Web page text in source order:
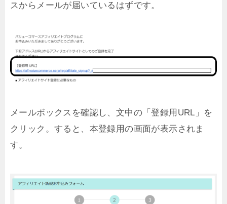
スからメールが届いているはずです。
メールボックスを確認し、文中の「登録用URL」を
クリック。すると、本登録用の画面が表示されま
す。